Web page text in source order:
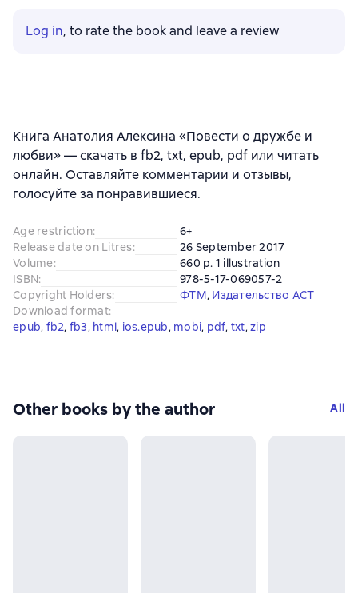
Log in, to rate the book and leave a review
Книга Анатолия Алексина «Повести о дружбе и
любви» — скачать в fb2, txt, epub, pdf или читать
онлайн. Оставляйте комментарии и отзывы,
голосуйте за понравившиеся.
Age restriction:
6+
Release date on Litres:
26 September 2017
Volume:
660 p. 1 illustration
ISBN:
978-5-17-069057-2
Copyright Holders: ФТМ, Издательство АСТ
Download format:
epub, fb2, fb3, html, ios.epub, mobi, pdf, txt, zip
Other books by the author All